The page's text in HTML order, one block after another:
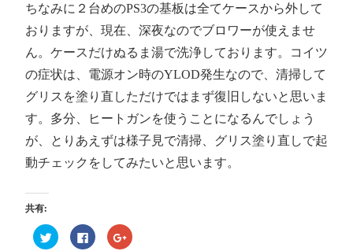
ちなみに２台めのPS3の基板は全てケースから外して
おりますが、現在、深夜なのでブロワーが使えませ
ん。ケースだけぬるま湯で洗浄しております。コイツ
の症状は、電源オン時のYLOD発生なので、清掃して
グリスを塗り直しただけではまず復旧しないと思いま
す。多分、ヒートガンを使うことになるんでしょう
が、とりあえずは様子見で清掃、グリス塗り直しで起
動チェックをしてみたいと思います。
共有:
ク
リ
Facebook
で
ク
リ